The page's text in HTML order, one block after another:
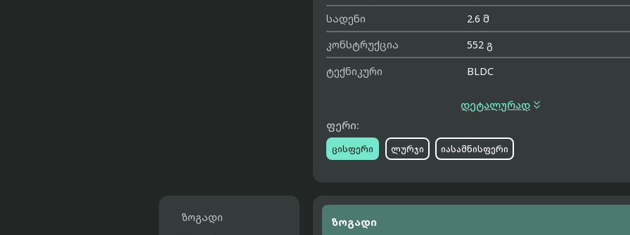
სადენი
2.6 მ
კონსტრუქცია
552 გ
ტექნიკური
BLDC
დეტალურად 
ფერი:
ცისფერი ლურჯი იასამნისფერი
ზოგადი
ზოგადი